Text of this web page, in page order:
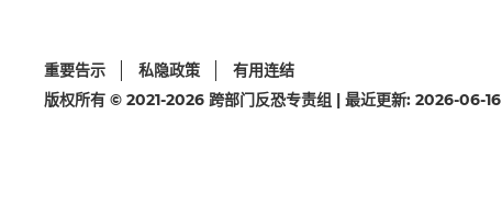
重要告示 私隐政策
有用连结
版权所有 © 2021-2026 跨部门反恐专责组 | 最近更新: 2026-06-16